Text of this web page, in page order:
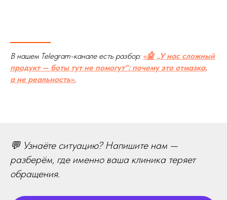
В нашем Telegram-канале есть разбор: «🤖 „У нас сложный
продукт — боты тут не помогут“: почему это отмазка,
а не реальность».
💬 Узнаёте ситуацию? Напишите нам —
разберём, где именно ваша клиника теряет
обращения.